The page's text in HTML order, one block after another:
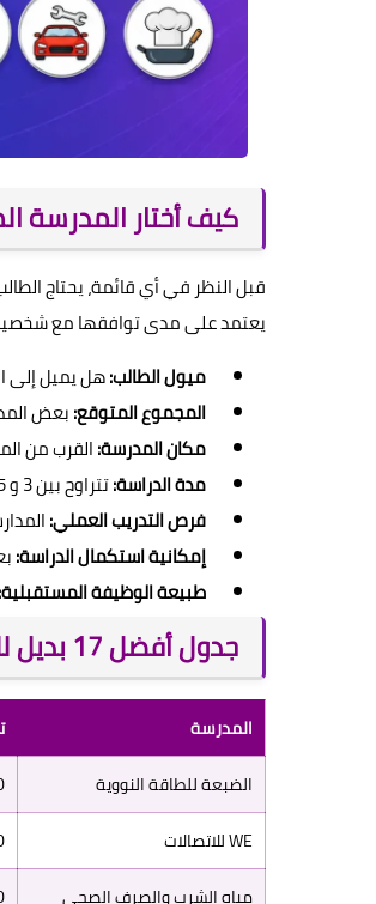
كيف أختار المدرسة
قبل النظر في أي قائمة، يحتاج
يعتمد على مدى توافقها مع
ميول الطالب:هل يميل إلى
المجموع المتوقع:بعض
مكان المدرسة:القرب من
مدة الدراسة:تتراوح بين 3 و 5 سنوات حسب نوع المدرسة والتخصص.
فرص التدريب العملي:
إمكانية استكمال الدراسة:
طبيعة الوظيفة المستقبلية:
جدول أفضل 17 بديل للثانوية العامة 2026
المدرسة
الضبعة للطاقة النووية
WE للاتصالات
مياه الشرب والصرف الصحي